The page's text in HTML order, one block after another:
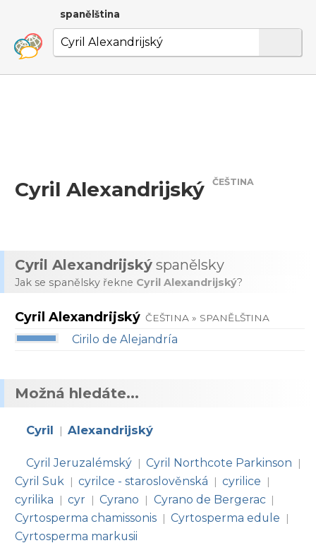
spanělština
Cyril Alexandrijský ČEŠTINA
Cyril Alexandrijský spanělsky
Jak se spanělsky řekne Cyril Alexandrijský?
Cyril Alexandrijský ČEŠTINA » SPANĚLŠTINA
Cirilo de Alejandría
Možná hledáte...
Cyril | Alexandrijský
Cyril Jeruzalémský | Cyril Northcote Parkinson |
Cyril Suk | cyrilce - staroslověnská | cyrilice |
cyrilika | cyr | Cyrano | Cyrano de Bergerac |
Cyrtosperma chamissonis | Cyrtosperma edule |
Cyrtosperma markusii